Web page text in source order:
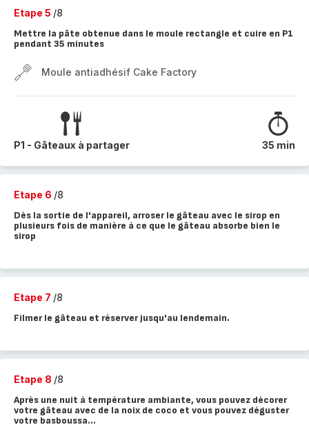
Etape 5 /8
Mettre la pâte obtenue dans le moule rectangle et cuire en P1
pendant 35 minutes
Moule antiadhésif Cake Factory
P1 - Gâteaux à partager 35 min
Etape 6 /8
Dès la sortie de l'appareil, arroser le gâteau avec le sirop en
plusieurs fois de manière à ce que le gâteau absorbe bien le
sirop
Etape 7 /8
Filmer le gâteau et réserver jusqu'au lendemain.
Etape 8 /8
Après une nuit à température ambiante, vous pouvez décorer
votre gâteau avec de la noix de coco et vous pouvez déguster
votre basboussa...